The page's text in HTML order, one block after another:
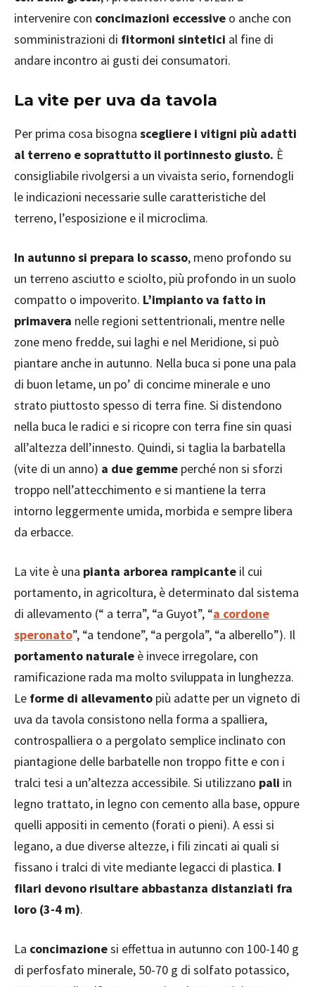
intervenire con concimazioni eccessive o anche con
somministrazioni di fitormoni sintetici al fine di
andare incontro ai gusti dei consumatori.
La vite per uva da tavola
Per prima cosa bisogna scegliere i vitigni più adatti
al terreno e soprattutto il portinnesto giusto. È
consigliabile rivolgersi a un vivaista serio, fornendogli
le indicazioni necessarie sulle caratteristiche del
terreno, l’esposizione e il microclima.
In autunno si prepara lo scasso, meno profondo su
un terreno asciutto e sciolto, più profondo in un suolo
compatto o impoverito. L’impianto va fatto in
primavera nelle regioni settentrionali, mentre nelle
zone meno fredde, sui laghi e nel Meridione, si può
piantare anche in autunno. Nella buca si pone una pala
di buon letame, un po’ di concime minerale e uno
strato piuttosto spesso di terra fine. Si distendono
nella buca le radici e si ricopre con terra fine sin quasi
all’altezza dell’innesto. Quindi, si taglia la barbatella
(vite di un anno) a due gemme perché non si sforzi
troppo nell’attecchimento e si mantiene la terra
intorno leggermente umida, morbida e sempre libera
da erbacce.
La vite è una pianta arborea rampicante il cui
portamento, in agricoltura, è determinato dal sistema
di allevamento (“ a terra”, “a Guyot”, “a cordone
speronato”, “a tendone”, “a pergola”, “a alberello”). Il
portamento naturale è invece irregolare, con
ramificazione rada ma molto sviluppata in lunghezza.
Le forme di allevamento più adatte per un vigneto di
uva da tavola consistono nella forma a spalliera,
controspalliera o a pergolato semplice inclinato con
piantagione delle barbatelle non troppo fitte e con i
tralci tesi a un’altezza accessibile. Si utilizzano pali in
legno trattato, in legno con cemento alla base, oppure
quelli appositi in cemento (forati o pieni). A essi si
legano, a due diverse altezze, i fili zincati ai quali si
fissano i tralci di vite mediante legacci di plastica. I
filari devono risultare abbastanza distanziati fra
loro (3-4 m).
La concimazionesi effettua in autunno con 100-140 g
di perfosfato minerale, 50-70 g di solfato potassico,